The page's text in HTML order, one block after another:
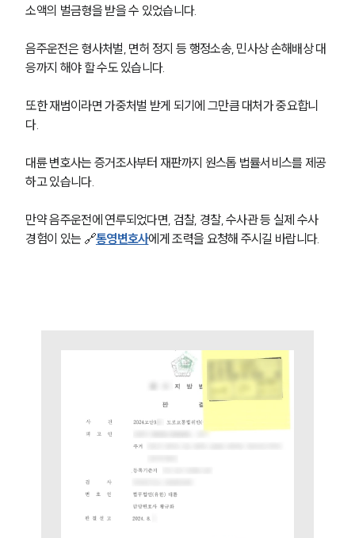
그룹소개
대륜의 강점
오시는 길
글로벌 파트너 로펌
고객의 소리
AI대륜
업무사례
소액의 벌금형을 받을 수 있었습니다.
음주운전은 형사처벌, 면허 정지 등 행정소송, 민사상 손해배상 대
응까지 해야 할 수도 있습니다.
또한 재범이라면 가중처벌 받게 되기에 그만큼 대처가 중요합니
다.
대륜 변호사는 증거조사부터 재판까지 원스톱 법률서비스를 제공
하고 있습니다.
만약 음주운전에 연루되었다면, 검찰, 경찰, 수사관 등 실제 수사
경험이 있는 🔗통영변호사에게 조력을 요청해 주시길 바랍니다.